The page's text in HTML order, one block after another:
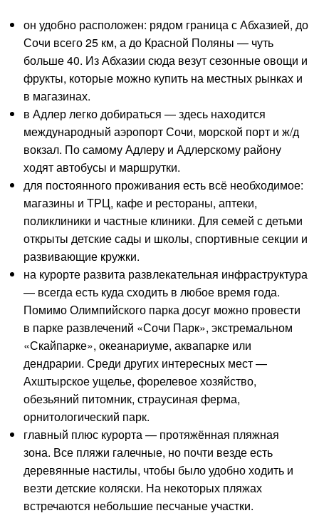
он удобно расположен: рядом граница с Абхазией, до
Сочи всего 25 км, а до Красной Поляны — чуть
больше 40. Из Абхазии сюда везут сезонные овощи и
фрукты, которые можно купить на местных рынках и
в магазинах.
в Адлер легко добираться — здесь находится
международный аэропорт Сочи, морской порт и ж/д
вокзал. По самому Адлеру и Адлерскому району
ходят автобусы и маршрутки.
для постоянного проживания есть всё необходимое:
магазины и ТРЦ, кафе и рестораны, аптеки,
поликлиники и частные клиники. Для семей с детьми
открыты детские сады и школы, спортивные секции и
развивающие кружки.
на курорте развита развлекательная инфраструктура
— всегда есть куда сходить в любое время года.
Помимо Олимпийского парка досуг можно провести
в парке развлечений «Сочи Парк», экстремальном
«Скайпарке», океанариуме, аквапарке или
дендрарии. Среди других интересных мест —
Ахштырское ущелье, форелевое хозяйство,
обезьяний питомник, страусиная ферма,
орнитологический парк.
главный плюс курорта — протяжённая пляжная
зона. Все пляжи галечные, но почти везде есть
деревянные настилы, чтобы было удобно ходить и
везти детские коляски. На некоторых пляжах
встречаются небольшие песчаные участки.